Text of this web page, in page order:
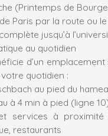
(Printemps de
Paris par la route ou
jusqu’à
au quotidien
d’un
quotidien :
au pied du
à 4 min à pied (ligne
services à proximité
restaurants